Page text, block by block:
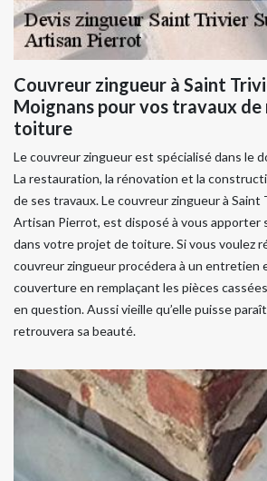
Couvreur zingueur à Saint
Moignans pour vos travaux
toiture
Le couvreur zingueur est spécialisé dans le
La restauration, la rénovation et la
de ses travaux. Le couvreur zingueur à Saint
Artisan Pierrot, est disposé à vous apporter
dans votre projet de toiture. Si vous voulez
couvreur zingueur procédera à un entretien
couverture en remplaçant les pièces
en question. Aussi vieille qu’elle puisse
retrouvera sa beauté.